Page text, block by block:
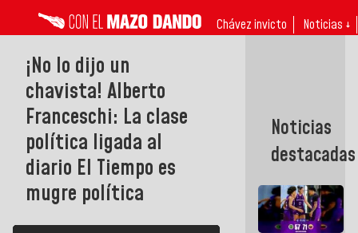
Chávez invicto Noticias ↓
¡No lo dijo un
chavista! Alberto
Franceschi: La clase
política ligada al
diario El Tiempo es
mugre política
Noticias
destacadas